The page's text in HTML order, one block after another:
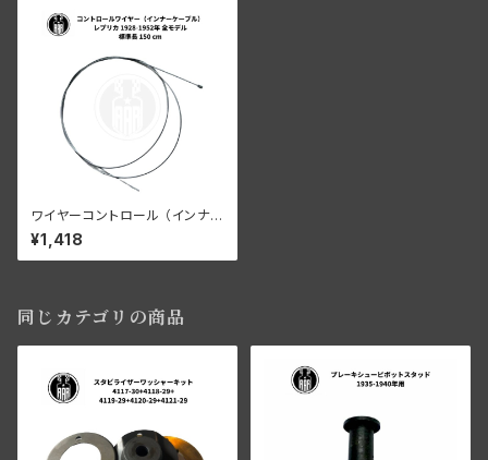
ワイヤーコントロール （インナー
ケーブル）レプリカ 150cm
¥1,418
同じカテゴリの商品